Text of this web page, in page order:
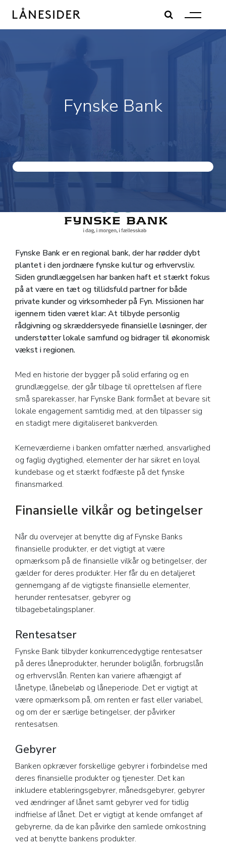
content
Fynske Bank
Fynske Bank er en regional bank, der har rødder dybt
plantet i den jordnære fynske kultur og erhvervsliv.
Siden grundlæggelsen har banken haft et stærkt fokus
på at være en tæt og tillidsfuld partner for både
private kunder og virksomheder på Fyn. Missionen har
igennem tiden været klar: At tilbyde personlig
rådgivning og skræddersyede finansielle løsninger, der
understøtter lokale samfund og bidrager til økonomisk
vækst i regionen.
Med en historie der bygger på solid erfaring og en
grundlæggelse, der går tilbage til oprettelsen af flere
små sparekasser, har Fynske Bank formået at bevare sit
lokale engagement samtidig med, at den tilpasser sig
en stadigt mere digitaliseret bankverden.
Kerneværdierne i banken omfatter nærhed, ansvarlighed
og faglig dygtighed, elementer der har sikret en loyal
kundebase og et stærkt fodfæste på det fynske
finansmarked.
Finansielle vilkår og betingelser
Når du overvejer at benytte dig af Fynske Banks
finansielle produkter, er det vigtigt at være
opmærksom på de finansielle vilkår og betingelser, der
gælder for deres produkter. Her får du en detaljeret
gennemgang af de vigtigste finansielle elementer,
herunder rentesatser, gebyrer og
tilbagebetalingsplaner.
Rentesatser
Fynske Bank tilbyder konkurrencedygtige rentesatser
på deres låneprodukter, herunder boliglån, forbrugslån
og erhvervslån. Renten kan variere afhængigt af
lånetype, lånebeløb og låneperiode. Det er vigtigt at
være opmærksom på, om renten er fast eller variabel,
og om der er særlige betingelser, der påvirker
rentesatsen.
Gebyrer
Banken opkræver forskellige gebyrer i forbindelse med
deres finansielle produkter og tjenester. Det kan
inkludere etableringsgebyrer, månedsgebyrer, gebyrer
ved ændringer af lånet samt gebyrer ved for tidlig
indfrielse af lånet. Det er vigtigt at kende omfanget af
gebyrerne, da de kan påvirke den samlede omkostning
ved at benytte bankens produkter.